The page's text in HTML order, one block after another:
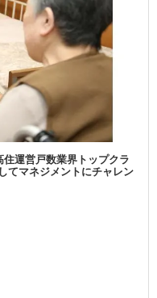
住運営戸数業界トップクラ
てマネジメントにチャレン